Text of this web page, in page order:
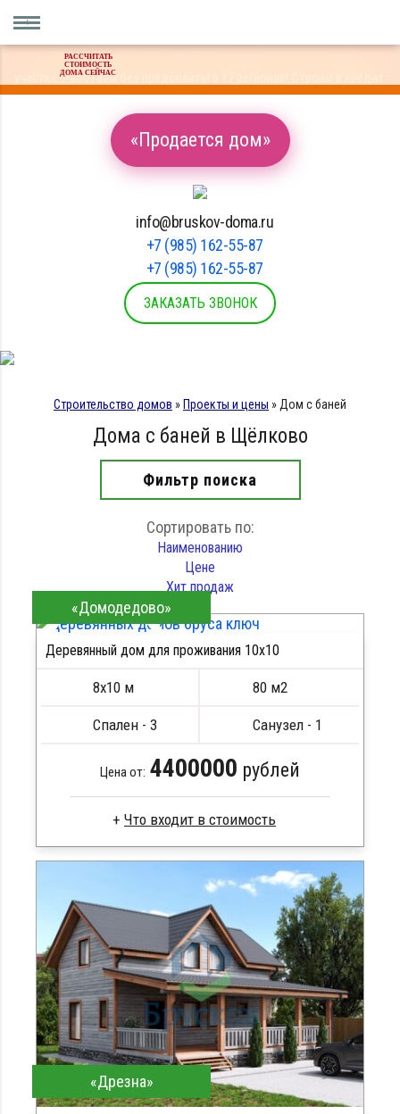
Оплата материала только после проверки качества на вашем
участке. Работаем без предоплаты в 17 регионах! Строим в кредит.
«Продается дом»
info@bruskov-doma.ru
+7 (985) 162-55-87
+7 (985) 162-55-87
ЗАКАЗАТЬ ЗВОНОК
Строительство домов » Проекты и цены » Дом с баней
Дома с баней в Щёлково
Фильтр поиска
Сортировать по:
Наименованию
Цене
Хит продаж
ПОДРОБНЕЕ
«Домодедово»
Деревянный дом для проживания 10x10
8х10 м 80 м2
Спален - 3 Санузел - 1
Цена от: 4400000 рублей
Стропила, балки 50х200 мм
Кровля металлочерепица
Метизы, саморезы, гвозди
Сборка на березовые нагеля, джут
Металлические сваи 108 диаметр
ПОДРОБНЕЕ
«Дрезна»
РАССЧИТАТЬ
СТОИМОСТЬ
ДОМА СЕЙЧАС